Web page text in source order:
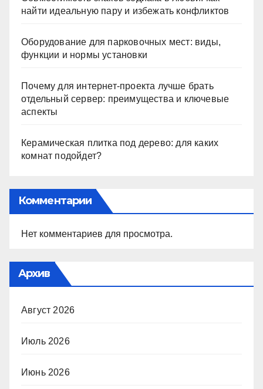
найти идеальную пару и избежать конфликтов
Оборудование для парковочных мест: виды,
функции и нормы установки
Почему для интернет-проекта лучше брать
отдельный сервер: преимущества и ключевые
аспекты
Керамическая плитка под дерево: для каких
комнат подойдет?
Комментарии
Нет комментариев для просмотра.
Архив
Август 2026
Июль 2026
Июнь 2026